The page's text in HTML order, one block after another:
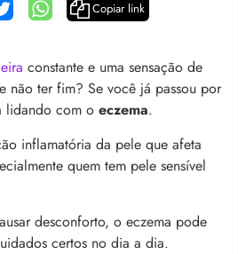
Copiar link
constante e uma sensação de
não ter fim? Se você já passou por
lidando com o eczema.
inflamatória da pele que afeta
quem tem pele sensível
desconforto, o eczema pode
certos no dia a dia.